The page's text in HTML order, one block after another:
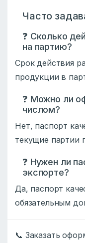
Часто
❓ Сколько
на партию?
Срок действия
продукции в
❓ Можно ли
числом?
Нет, паспорт
текущие партии
❓ Нужен ли
экспорте?
Да, паспорт
обязательным
📞 Заказать